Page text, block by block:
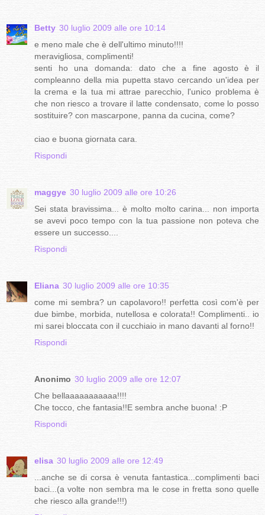
Betty 30 luglio 2009 alle ore 10:14
e meno male che è dell'ultimo minuto!!!!
meravigliosa, complimenti!
senti ho una domanda: dato che a fine agosto è il
compleanno della mia pupetta stavo cercando un'idea per
la crema e la tua mi attrae parecchio, l'unico problema è
che non riesco a trovare il latte condensato, come lo posso
sostituire? con mascarpone, panna da cucina, come?
ciao e buona giornata cara.
Rispondi
maggye 30 luglio 2009 alle ore 10:26
Sei stata bravissima... è molto molto carina... non importa
se avevi poco tempo con la tua passione non poteva che
essere un successo....
Rispondi
Eliana 30 luglio 2009 alle ore 10:35
come mi sembra? un capolavoro!! perfetta così com'è per
due bimbe, morbida, nutellosa e colorata!! Complimenti.. io
mi sarei bloccata con il cucchiaio in mano davanti al forno!!
Rispondi
Anonimo 30 luglio 2009 alle ore 12:07
Che bellaaaaaaaaaaa!!!!
Che tocco, che fantasia!!E sembra anche buona! :P
Rispondi
elisa 30 luglio 2009 alle ore 12:49
...anche se di corsa è venuta fantastica...complimenti baci
baci...(a volte non sembra ma le cose in fretta sono quelle
che riesco alla grande!!!)